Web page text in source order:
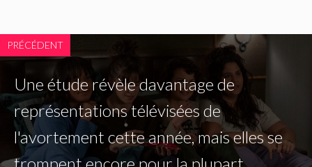
PRÉCÉDENT
Une étude révèle davantage de
représentations télévisées de
l'avortement cette année, mais elles se